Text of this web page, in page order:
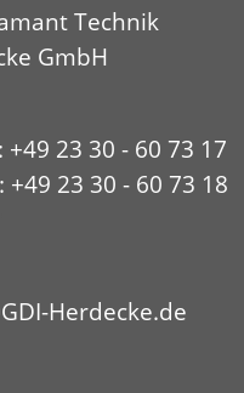
Technik
GmbH
+49 23 30 - 60 73 17
+49 23 30 - 60 73 18
Herdecke.de